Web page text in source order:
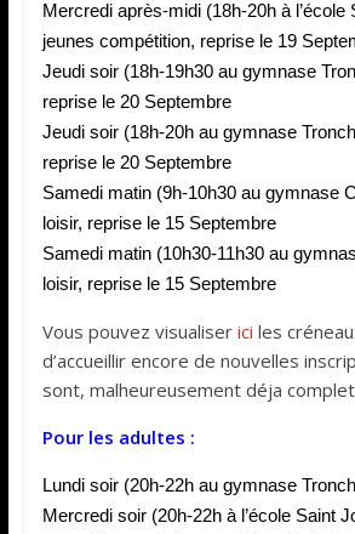
Mercredi après-midi (18h-20h à l’école
jeunes compétition, reprise le 19
Jeudi soir (18h-19h30 au gymnase
reprise le 20 Septembre
Jeudi soir (18h-20h au gymnase
reprise le 20 Septembre
Samedi matin (9h-10h30 au gymnase
loisir, reprise le 15 Septembre
Samedi matin (10h30-11h30 au
loisir, reprise le 15 Septembre
Vous pouvez visualiser ici les
d’accueillir encore de nouvelles
sont, malheureusement déja
Pour les adultes :
Lundi soir (20h-22h au gymnase
Mercredi soir (20h-22h à l’école Saint